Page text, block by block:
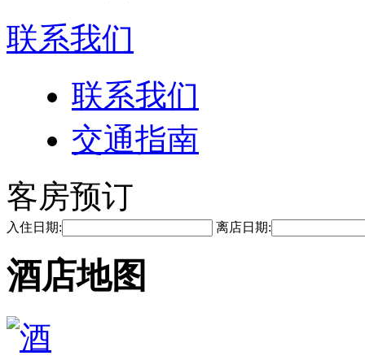
联系我们
联系我们
交通指南
客房预订
入住日期: 离店日期:
酒店地图